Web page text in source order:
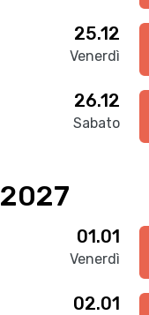
25.12
Venerdì
26.12
Sabato
2027
01.01
Venerdì
02.01